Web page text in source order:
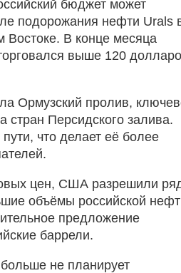
бюджет может
подорожания нефти Urals
В конце месяца
выше 120
Ормузский пролив,
стран Персидского залива.
что делает её более
цен, США разрешили
объёмы российской
предложение
баррели.
не планирует